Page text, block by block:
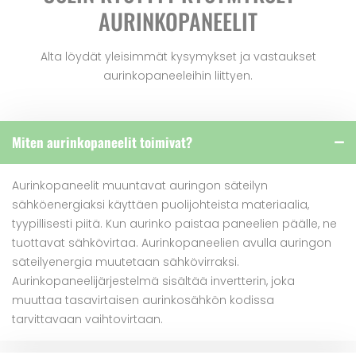
AURINKOPANEELIT
Alta löydät yleisimmät kysymykset ja vastaukset
aurinkopaneeleihin liittyen.
Miten aurinkopaneelit toimivat?
Aurinkopaneelit muuntavat auringon säteilyn
sähköenergiaksi käyttäen puolijohteista materiaalia,
tyypillisesti piitä. Kun aurinko paistaa paneelien päälle, ne
tuottavat sähkövirtaa. Aurinkopaneelien avulla auringon
säteilyenergia muutetaan sähkövirraksi.
Aurinkopaneelijärjestelmä sisältää invertterin, joka
muuttaa tasavirtaisen aurinkosähkön kodissa
tarvittavaan vaihtovirtaan.